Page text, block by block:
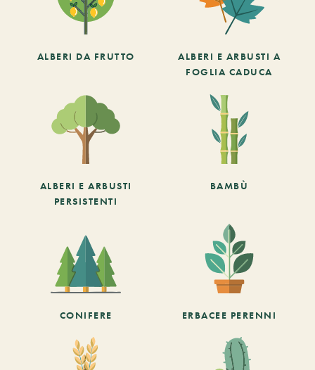
ALBERI DA FRUTTO
ALBERI E ARBUSTI A
FOGLIA CADUCA
ALBERI E ARBUSTI
PERSISTENTI
BAMBÙ
CONIFERE ERBACEE PERENNI